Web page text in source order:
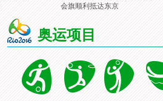
会旗顺利抵达东京
奥运项目